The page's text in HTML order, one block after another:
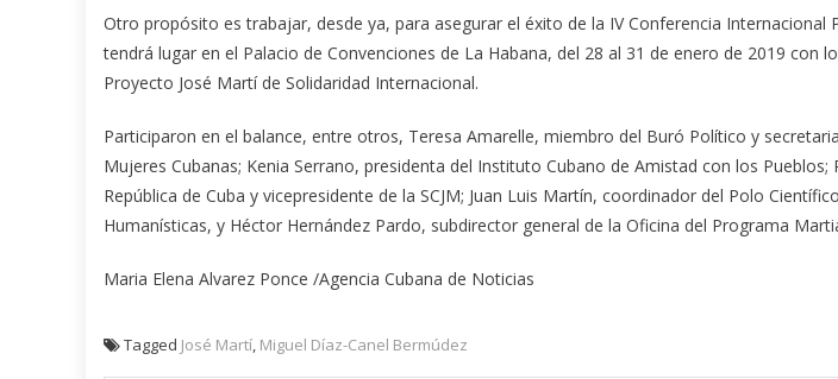
Otro propósito es trabajar, desde ya, para asegurar el éxito de la IV Conferencia Internacional
tendrá lugar en el Palacio de Convenciones de La Habana, del 28 al 31 de enero de 2019 con
Proyecto José Martí de Solidaridad Internacional.
Participaron en el balance, entre otros, Teresa Amarelle, miembro del Buró Político y
Mujeres Cubanas; Kenia Serrano, presidenta del Instituto Cubano de Amistad con los Pueblos;
República de Cuba y vicepresidente de la SCJM; Juan Luis Martín, coordinador del Polo
Humanísticas, y Héctor Hernández Pardo, subdirector general de la Oficina del Programa
Maria Elena Alvarez Ponce /Agencia Cubana de Noticias
Tagged José Martí, Miguel Díaz-Canel Bermúdez